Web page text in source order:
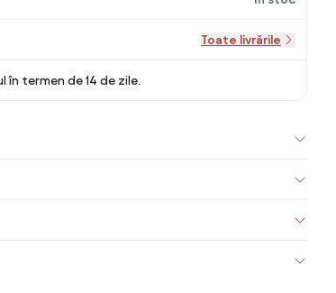
Toate livrările
termen de 14 de zile.